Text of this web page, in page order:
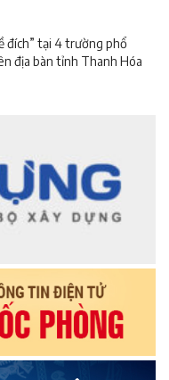
đích” tại 4 trường phổ
địa bàn tỉnh Thanh Hóa